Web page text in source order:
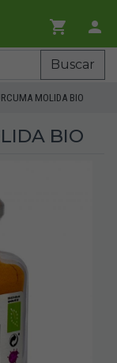
Buscar
MOLIDA BIO
BIO